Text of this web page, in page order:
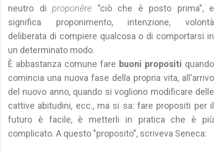
neutro di proponĕre "ciò che è posto prima", e
significa proponimento, intenzione, volontà
deliberata di compiere qualcosa o di comportarsi in
un determinato modo.
È abbastanza comune fare buoni propositi quando
comincia una nuova fase della propria vita, all'arrivo
del nuovo anno, quando si vogliono modificare delle
cattive abitudini, ecc., ma si sa: fare propositi per il
futuro è facile, è metterli in pratica che è più
complicato. A questo "proposito", scriveva Seneca: